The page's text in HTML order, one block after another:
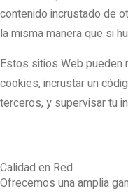
contenido incrustado de
la misma manera que si
Estos sitios Web pueden
cookies, incrustar un
terceros, y supervisar tu
Calidad en Red
Ofrecemos una amplia